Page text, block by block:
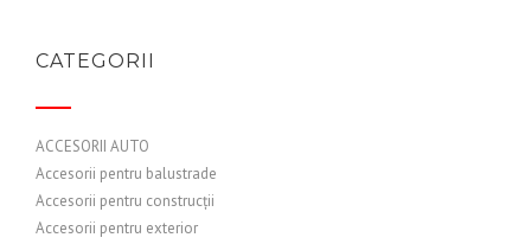
CATEGORII
ACCESORII AUTO
Accesorii pentru balustrade
Accesorii pentru construcții
Accesorii pentru exterior